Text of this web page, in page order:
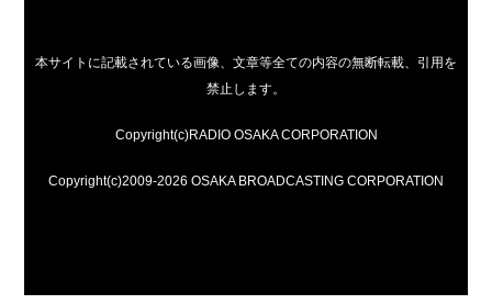
本サイトに記載されている画像、文章等全ての内容の無断転載、引用を
禁止します。
Copyright(c)RADIO OSAKA CORPORATION
Copyright(c)2009-2026 OSAKA BROADCASTING CORPORATION